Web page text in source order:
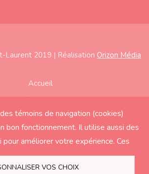
Laurent 2019 | Réalisation Orizon Média
témoins de navigation (cookies)
bon fonctionnement. Il utilise aussi des
améliorer votre expérience. Ces
seulement si vous acceptez.
VOS CHOIX
Accueil
Éducation
Soutenir le Musée